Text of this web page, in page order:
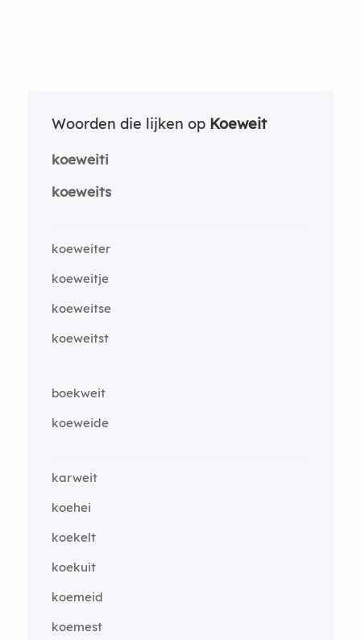
Woorden die lijken op Koeweit
koeweiti
koeweits
koeweiter
koeweitje
koeweitse
koeweitst
boekweit
koeweide
karweit
koehei
koekelt
koekuit
koemeid
koemest